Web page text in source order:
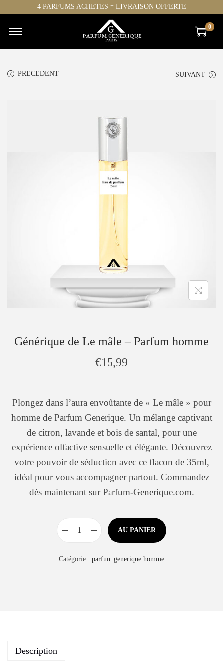
4 PARFUMS ACHETES = LIVRAISON OFFERTE
0
PRECEDENT SUIVANT
Générique de Le mâle – Parfum homme
€15,99
Plongez dans l’aura envoûtante de « Le mâle » pour
homme de Parfum Generique. Un mélange captivant
de citron, lavande et bois de santal, pour une
expérience olfactive sensuelle et élégante. Découvrez
votre pouvoir de séduction avec ce flacon de 35ml,
idéal pour vous accompagner partout. Commandez
dès maintenant sur Parfum-Generique.com.
AU PANIER
Catégorie : parfum generique homme
Description